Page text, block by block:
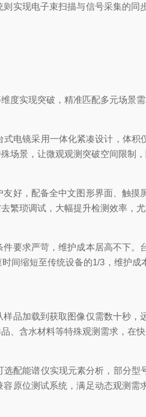
现电子束扫描与信号采集的同
实现突破，精准匹配多元场景需
镜采用一体化紧凑设计，体积
场景，让微观观测突破空间限制，
，配备全中文图形界面、触摸
琐调试，大幅提升检测效率，
求严苛，维护成本居高不下。
间缩短至传统设备的1/3，维护
加载到获取图像仅需数十秒，
含水材料等特殊观测需求，在
能谱仪实现元素分析，部分型
原位测试系统，满足动态观测